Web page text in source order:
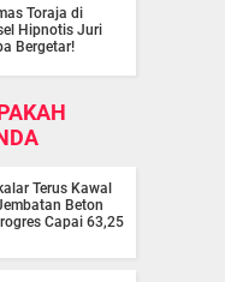
Toraja di
Hipnotis Juri
Bergetar!
Terus Kawal
Beton
Capai 63,25